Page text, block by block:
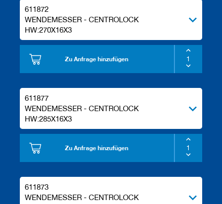
611872
WENDEMESSER - CENTROLOCK
HW:270X16X3
Zu Anfrage hinzufügen
611877
WENDEMESSER - CENTROLOCK
HW:285X16X3
Zu Anfrage hinzufügen
611873
WENDEMESSER - CENTROLOCK